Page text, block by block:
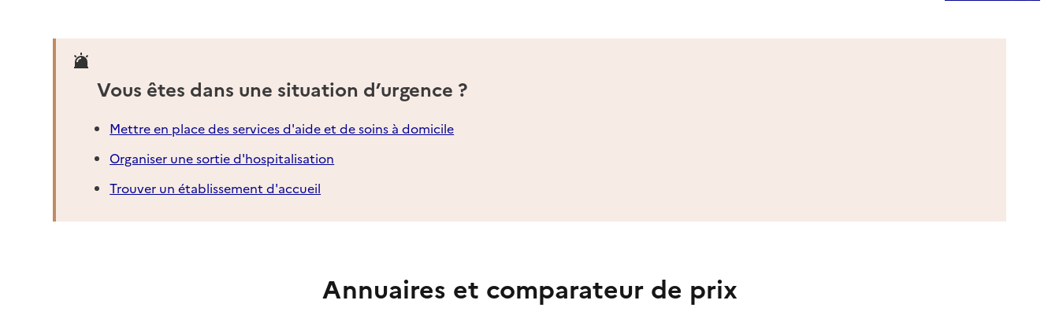
Site internet
Rapport HAS
Voir la fiche
Mis à jour le : 23/07/2026
Vous êtes dans une situation d’urgence ?
Mettre en place des services d'aide et de soins à domicile
Organiser une sortie d'hospitalisation
Trouver un établissement d'accueil
Annuaires et comparateur de prix